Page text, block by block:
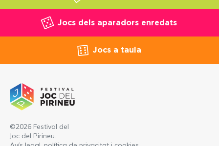
Jocs dels aparadors enredats
Jocs a taula
©2026 Festival del
Joc del Pirineu.